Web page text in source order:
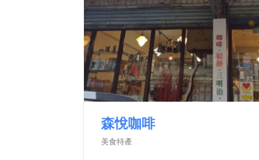
森悅咖啡
美食特產